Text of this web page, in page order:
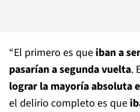
“El primero es que iban a
pasarían a segunda vuelta.
lograr la mayoría absoluta
el delirio completo es que